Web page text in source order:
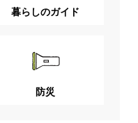
暮らしのガイド
防災